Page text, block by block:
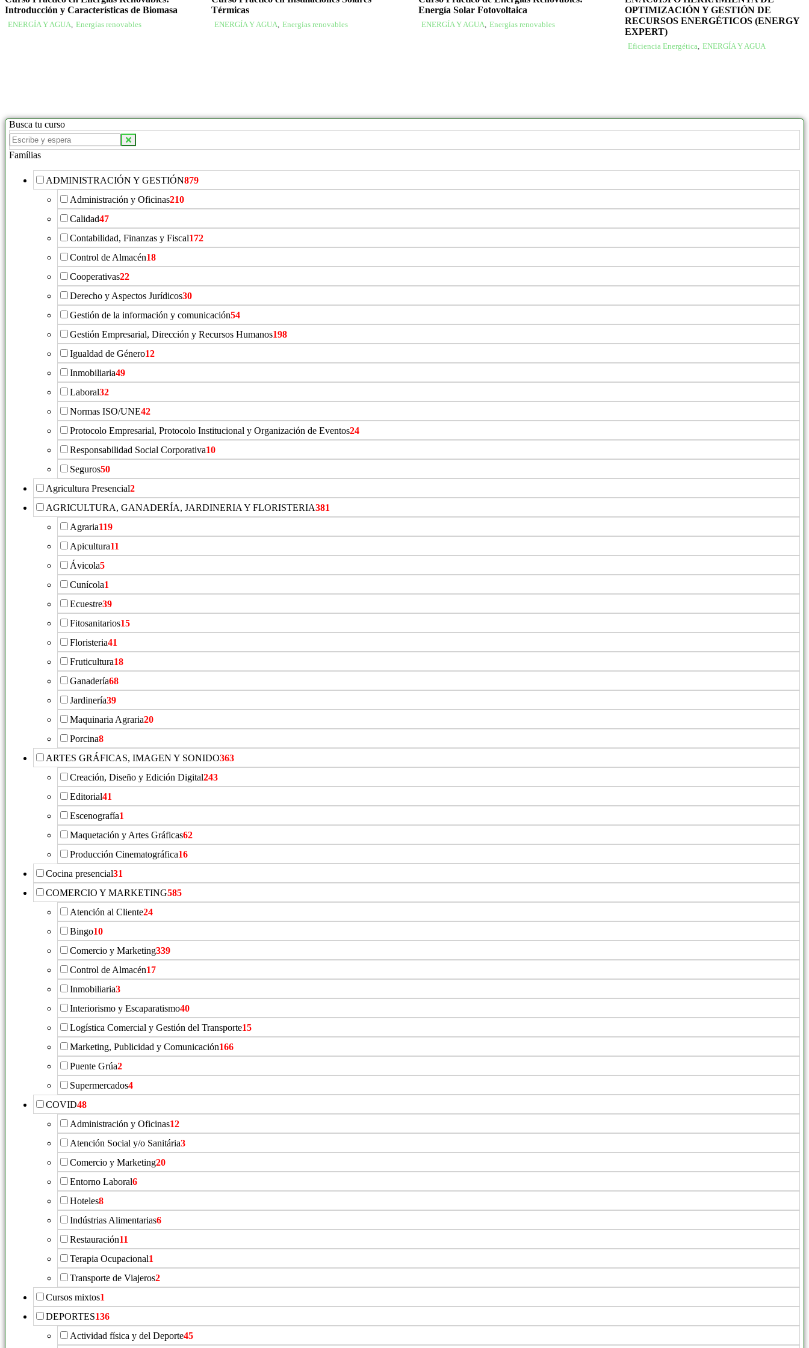
Introducción y Características de Biomasa
ENERGÍA Y AGUA Energías renovables
Térmicas
ENERGÍA Y AGUA Energías renovables
Energía Solar Fotovoltaica
ENERGÍA Y AGUA Energías renovables
OPTIMIZACIÓN Y GESTIÓN DE
RECURSOS ENERGÉTICOS (ENERGY
EXPERT)
Eficiencia Energética ENERGÍA Y AGUA
Busca tu curso
Famílias
ADMINISTRACIÓN Y GESTIÓN879
Administración y Oficinas210
Calidad47
Contabilidad, Finanzas y Fiscal172
Control de Almacén18
Cooperativas22
Derecho y Aspectos Jurídicos30
Gestión de la información y comunicación54
Gestión Empresarial, Dirección y Recursos Humanos198
Igualdad de Género12
Inmobiliaria49
Laboral32
Normas ISO/UNE42
Protocolo Empresarial, Protocolo Institucional y Organización de Eventos24
Responsabilidad Social Corporativa10
Seguros50
Agricultura Presencial2
AGRICULTURA, GANADERÍA, JARDINERIA Y FLORISTERIA381
Agraria119
Apicultura11
Ávicola5
Cunícola1
Ecuestre39
Fitosanitarios15
Floristeria41
Fruticultura18
Ganadería68
Jardinería39
Maquinaria Agraria20
Porcina8
ARTES GRÁFICAS, IMAGEN Y SONIDO363
Creación, Diseño y Edición Digital243
Editorial41
Escenografía1
Maquetación y Artes Gráficas62
Producción Cinematográfica16
Cocina presencial31
COMERCIO Y MARKETING585
Atención al Cliente24
Bingo10
Comercio y Marketing339
Control de Almacén17
Inmobiliaria3
Interiorismo y Escaparatismo40
Logística Comercial y Gestión del Transporte15
Marketing, Publicidad y Comunicación166
Puente Grúa2
Supermercados4
COVID48
Administración y Oficinas12
Atención Social y/o Sanitária3
Comercio y Marketing20
Entorno Laboral6
Hoteles8
Indústrias Alimentarias6
Restauración11
Terapia Ocupacional1
Transporte de Viajeros2
Cursos mixtos1
DEPORTES136
Actividad física y del Deporte45